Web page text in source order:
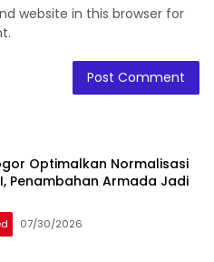
website in this browser for
Optimalkan Normalisasi
Penambahan Armada Jadi
07/30/2026